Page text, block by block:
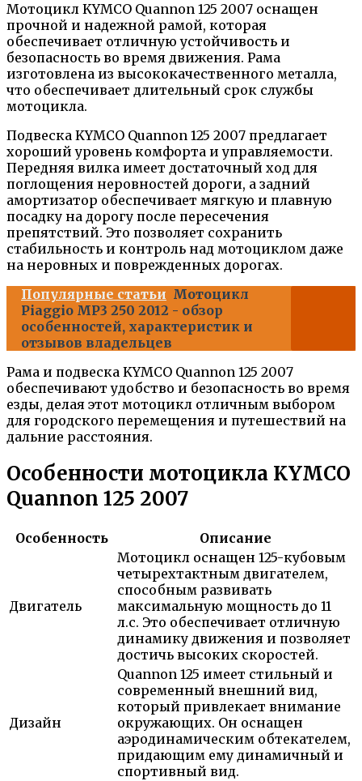
Мотоцикл KYMCO Quannon 125 2007 оснащен
прочной и надежной рамой, которая
обеспечивает отличную устойчивость и
безопасность во время движения. Рама
изготовлена из высококачественного металла,
что обеспечивает длительный срок службы
мотоцикла.
Подвеска KYMCO Quannon 125 2007 предлагает
хороший уровень комфорта и управляемости.
Передняя вилка имеет достаточный ход для
поглощения неровностей дороги, а задний
амортизатор обеспечивает мягкую и плавную
посадку на дорогу после пересечения
препятствий. Это позволяет сохранить
стабильность и контроль над мотоциклом даже
на неровных и поврежденных дорогах.
Популярные статьи Мотоцикл
Piaggio MP3 250 2012 - обзор
особенностей, характеристик и
отзывов владельцев
Рама и подвеска KYMCO Quannon 125 2007
обеспечивают удобство и безопасность во время
езды, делая этот мотоцикл отличным выбором
для городского перемещения и путешествий на
дальние расстояния.
Особенности мотоцикла KYMCO
Quannon 125 2007
Особенность Описание
Двигатель
Мотоцикл оснащен 125-кубовым
четырехтактным двигателем,
способным развивать
максимальную мощность до 11
л.с. Это обеспечивает отличную
динамику движения и позволяет
достичь высоких скоростей.
Дизайн
Quannon 125 имеет стильный и
современный внешний вид,
который привлекает внимание
окружающих. Он оснащен
аэродинамическим обтекателем,
придающим ему динамичный и
спортивный вид.